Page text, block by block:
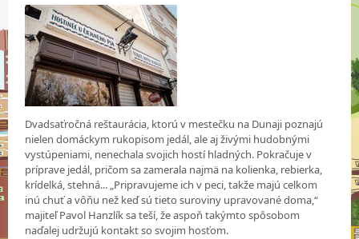
Dvadsaťročná reštaurácia, ktorú v mestečku na Dunaji poznajú
nielen domáckym rukopisom jedál, ale aj živými hudobnými
vystúpeniami, nenechala svojich hostí hladných. Pokračuje v
príprave jedál, pričom sa zamerala najmä na kolienka, rebierka,
krídelká, stehná... „Pripravujeme ich v peci, takže majú celkom
inú chuť a vôňu než keď sú tieto suroviny upravované doma,“
majiteľ Pavol Hanzlík sa teší, že aspoň takýmto spôsobom
naďalej udržujú kontakt so svojim hosťom.